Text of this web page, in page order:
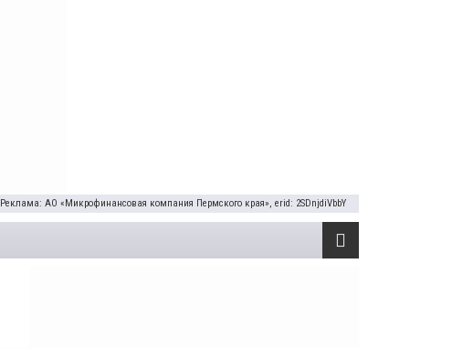
Реклама: АО «Микрофинансовая компания Пермского края», erid: 2SDnjdiVbbY